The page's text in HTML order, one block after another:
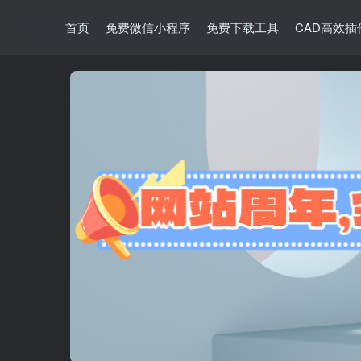
首页 免费微信小程序 免费下载工具 CAD高效插